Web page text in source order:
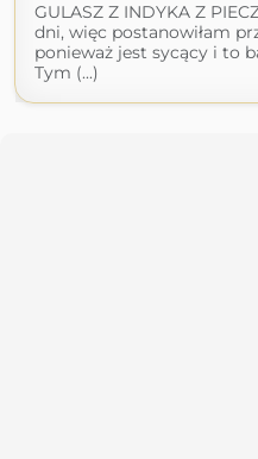
GULASZ Z INDYKA Z
dni, więc postanowiłam
ponieważ jest sycący i to
Tym (...)